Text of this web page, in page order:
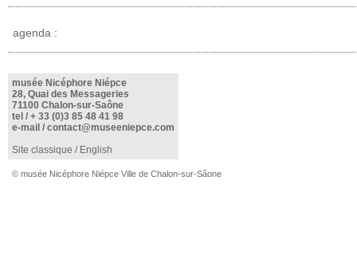
agenda :
musée Nicéphore Niépce
28, Quai des Messageries
71100 Chalon-sur-Saône
tel / + 33 (0)3 85 48 41 98
e-mail / contact@museeniepce.com
Site classique / English
© musée Nicéphore Niépce Ville de Chalon-sur-Sâone